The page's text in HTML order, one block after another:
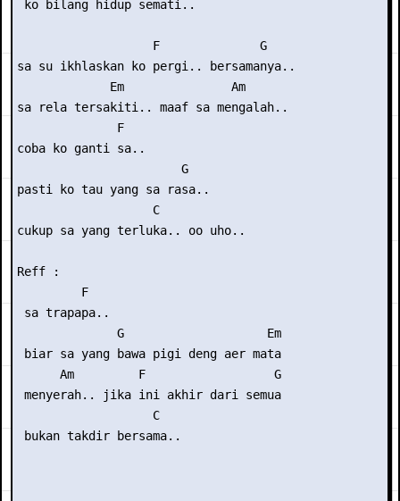
ko bilang hidup semati..
                   F              G
sa su ikhlaskan ko pergi.. bersamanya..
             Em               Am
sa rela tersakiti.. maaf sa mengalah..
              F
coba ko ganti sa..
                       G
pasti ko tau yang sa rasa..
                   C
cukup sa yang terluka.. oo uho..
Reff :
         F
sa trapapa..
              G                    Em
biar sa yang bawa pigi deng aer mata
      Am         F                  G
menyerah.. jika ini akhir dari semua
                   C
bukan takdir bersama..